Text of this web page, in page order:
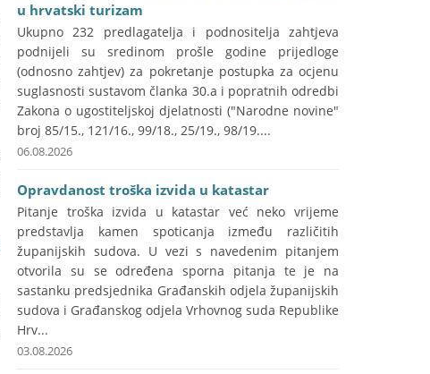
u hrvatski turizam
Ukupno 232 predlagatelja i podnositelja zahtjeva
podnijeli su sredinom prošle godine prijedloge
(odnosno zahtjev) za pokretanje postupka za ocjenu
suglasnosti sustavom članka 30.a i popratnih odredbi
Zakona o ugostiteljskoj djelatnosti ("Narodne novine"
broj 85/15., 121/16., 99/18., 25/19., 98/19....
06.08.2026
Opravdanost troška izvida u katastar
Pitanje troška izvida u katastar već neko vrijeme
predstavlja kamen spoticanja između različitih
županijskih sudova. U vezi s navedenim pitanjem
otvorila su se određena sporna pitanja te je na
sastanku predsjednika Građanskih odjela županijskih
sudova i Građanskog odjela Vrhovnog suda Republike
Hrv...
03.08.2026